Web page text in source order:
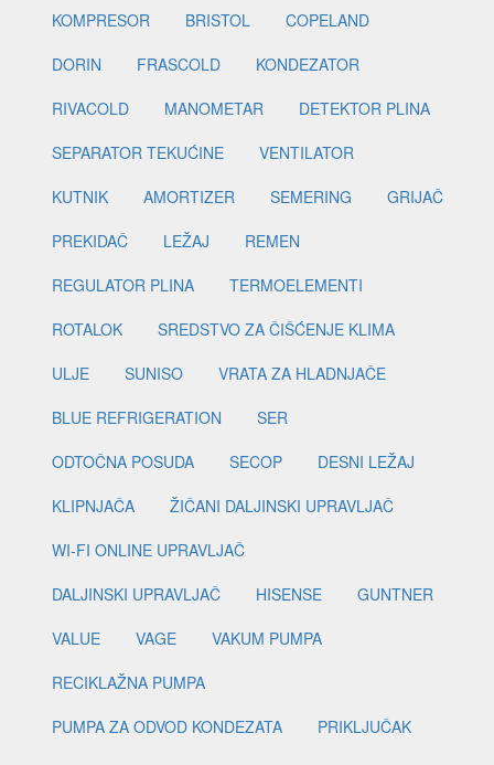
KOMPRESOR
BRISTOL
COPELAND
DORIN
FRASCOLD
KONDEZATOR
RIVACOLD
MANOMETAR
DETEKTOR PLINA
SEPARATOR TEKUĆINE
VENTILATOR
KUTNIK
AMORTIZER SEMERING
GRIJAČ
PREKIDAČ
LEŽAJ
REMEN
REGULATOR PLINA
TERMOELEMENTI
ROTALOK
SREDSTVO ZA ČIŠĆENJE KLIMA
ULJE
SUNISO
VRATA ZA HLADNJAČE
BLUE REFRIGERATION
SER
ODTOČNA POSUDA
SECOP
DESNI LEŽAJ
KLIPNJAČA
ŽIČANI DALJINSKI UPRAVLJAČ
WI-FI ONLINE UPRAVLJAČ
DALJINSKI UPRAVLJAČ
HISENSE
GUNTNER
VALUE
VAGE
VAKUM PUMPA
RECIKLAŽNA PUMPA
PUMPA ZA ODVOD KONDEZATA
PRIKLJUČAK